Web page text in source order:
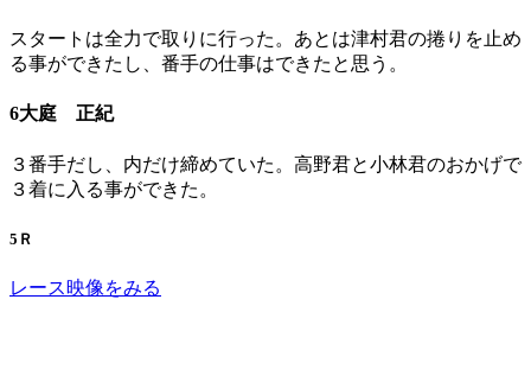
スタートは全力で取りに行った。あとは津村君の捲りを止め
る事ができたし、番手の仕事はできたと思う。
6大庭 正紀
３番手だし、内だけ締めていた。高野君と小林君のおかげで
３着に入る事ができた。
5Ｒ
レース映像をみる